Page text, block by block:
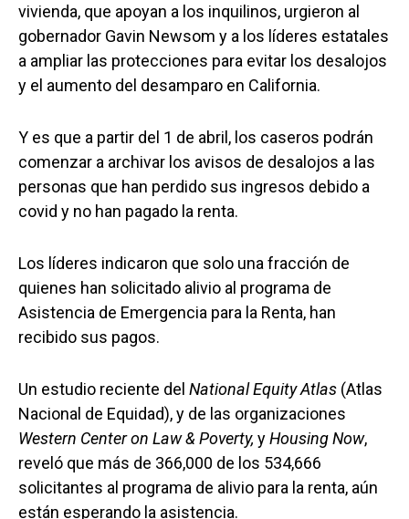
vivienda, que apoyan a los inquilinos, urgieron al
gobernador Gavin Newsom y a los líderes estatales
a ampliar las protecciones para evitar los desalojos
y el aumento del desamparo en California.
Y es que a partir del 1 de abril, los caseros podrán
comenzar a archivar los avisos de desalojos a las
personas que han perdido sus ingresos debido a
covid y no han pagado la renta.
Los líderes indicaron que solo una fracción de
quienes han solicitado alivio al programa de
Asistencia de Emergencia para la Renta, han
recibido sus pagos.
Un estudio reciente del National Equity Atlas (Atlas
Nacional de Equidad), y de las organizaciones
Western Center on Law & Poverty, yHousing Now,
reveló que más de 366,000 de los 534,666
solicitantes al programa de alivio para la renta, aún
están esperando la asistencia.